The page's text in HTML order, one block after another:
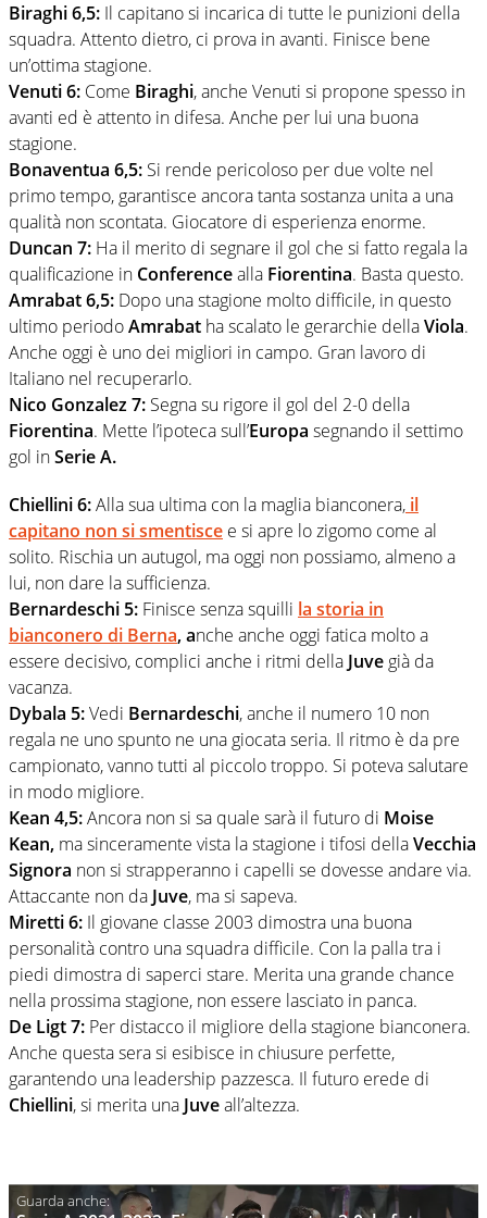
Biraghi 6,5: Il capitano si incarica di tutte le punizioni della
squadra. Attento dietro, ci prova in avanti. Finisce bene
un’ottima stagione.
Venuti 6: Come Biraghi, anche Venuti si propone spesso in
avanti ed è attento in difesa. Anche per lui una buona
stagione.
Bonaventua 6,5: Si rende pericoloso per due volte nel
primo tempo, garantisce ancora tanta sostanza unita a una
qualità non scontata. Giocatore di esperienza enorme.
Duncan 7: Ha il merito di segnare il gol che si fatto regala la
qualificazione in Conferencealla Fiorentina. Basta questo.
Amrabat 6,5: Dopo una stagione molto difficile, in questo
ultimo periodoAmrabat ha scalato le gerarchie dellaViola.
Anche oggi è uno dei migliori in campo. Gran lavoro di
Italiano nel recuperarlo.
Nico Gonzalez 7: Segna su rigore il gol del 2-0 della
Fiorentina. Mette l’ipoteca sull’Europa segnando il settimo
gol inSerie A.
Chiellini 6:Alla sua ultima con la maglia bianconera, il
capitano non si smentisce e si apre lo zigomo come al
solito. Rischia un autugol, ma oggi non possiamo, almeno a
lui, non dare la sufficienza.
Bernardeschi 5: Finisce senza squilli la storia in
bianconero di Berna, anche anche oggi fatica molto a
essere decisivo, complici anche i ritmi della Juvegià da
vacanza.
Dybala 5:Vedi Bernardeschi, anche il numero 10 non
regala ne uno spunto ne una giocata seria. Il ritmo è da pre
campionato, vanno tutti al piccolo troppo. Si poteva salutare
in modo migliore.
Kean 4,5:Ancora non si sa quale sarà il futuro di Moise
Kean, ma sinceramente vista la stagione i tifosi dellaVecchia
Signora non si strapperanno i capelli se dovesse andare via.
Attaccante non da Juve, ma si sapeva.
Miretti 6: Il giovane classe 2003 dimostra una buona
personalità contro una squadra difficile. Con la palla tra i
piedi dimostra di saperci stare. Merita una grande chance
nella prossima stagione, non essere lasciato in panca.
De Ligt 7: Per distacco il migliore della stagione bianconera.
Anche questa sera si esibisce in chiusure perfette,
garantendo una leadership pazzesca. Il futuro erede di
Chiellini, si merita una Juveall’altezza.